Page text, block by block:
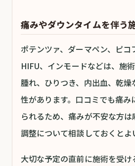
痛みやダウンタイムを伴う
ポテンツァ、ダーマペン、ピコ
HIFU、インモードなどは、施
腫れ、ひりつき、内出血、乾
性があります。口コミでも痛み
られるため、痛みが不安な方
調整について相談しておくとよ
大切な予定の直前に施術を受